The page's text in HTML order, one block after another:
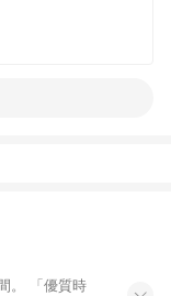
。 「優質時